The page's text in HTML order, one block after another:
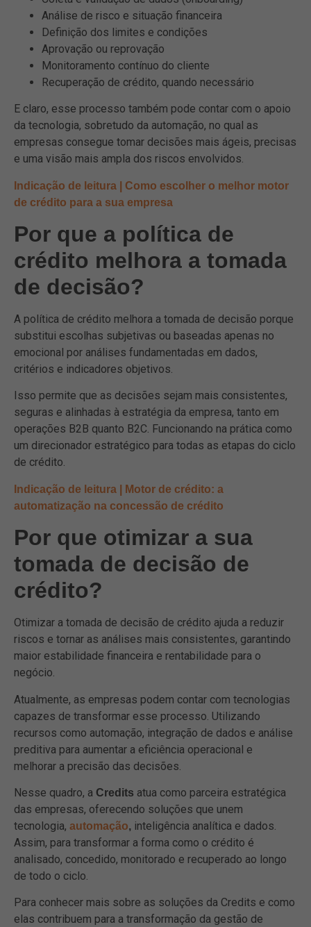
Análise de risco e situação financeira
Definição dos limites e condições
Aprovação ou reprovação
Monitoramento contínuo do cliente
Recuperação de crédito, quando necessário
E claro, esse processo também pode contar com o apoio
da tecnologia, sobretudo da automação, no qual as
empresas consegue tomar decisões mais ágeis, precisas
e uma visão mais ampla dos riscos envolvidos.
Indicação de leitura | Como escolher o melhor motor
de crédito para a sua empresa
Por que a política de
crédito melhora a tomada
de decisão?
A política de crédito melhora a tomada de decisão porque
substitui escolhas subjetivas ou baseadas apenas no
emocional por análises fundamentadas em dados,
critérios e indicadores objetivos.
Isso permite que as decisões sejam mais consistentes,
seguras e alinhadas à estratégia da empresa, tanto em
operações B2B quanto B2C. Funcionando na prática como
um direcionador estratégico para todas as etapas do ciclo
de crédito.
Indicação de leitura | Motor de crédito: a
automatização na concessão de crédito
Por que otimizar a sua
tomada de decisão de
crédito?
Otimizar a tomada de decisão de crédito ajuda a reduzir
riscos e tornar as análises mais consistentes, garantindo
maior estabilidade financeira e rentabilidade para o
negócio.
Atualmente, as empresas podem contar com tecnologias
capazes de transformar esse processo. Utilizando
recursos como automação, integração de dados e análise
preditiva para aumentar a eficiência operacional e
melhorar a precisão das decisões.
Nesse quadro, a Credits atua como parceira estratégica
das empresas, oferecendo soluções que unem
tecnologia, automação, inteligência analítica e dados.
Assim, para transformar a forma como o crédito é
analisado, concedido, monitorado e recuperado ao longo
de todo o ciclo.
Para conhecer mais sobre as soluções da Credits e como
elas contribuem para a transformação da gestão de